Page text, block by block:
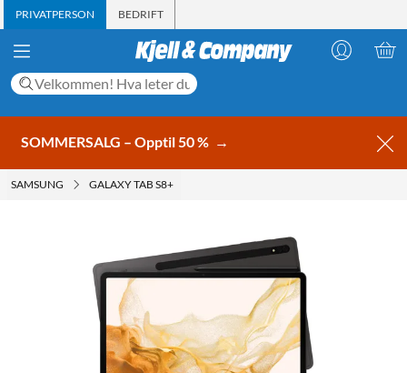
PRIVATPERSON BEDRIFT
SOMMERSALG – Opptil 50 % →
SAMSUNG GALAXY TAB S8+